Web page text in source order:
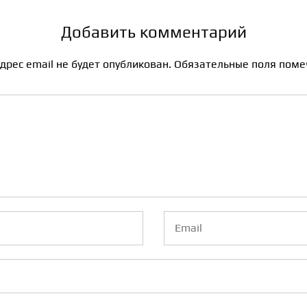
Добавить комментарий
email не будет опубликован. Обязательные поля